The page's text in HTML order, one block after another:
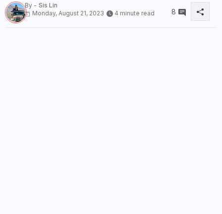
By - Sis Lin
Monday, August 21, 2023
4 minute read 8